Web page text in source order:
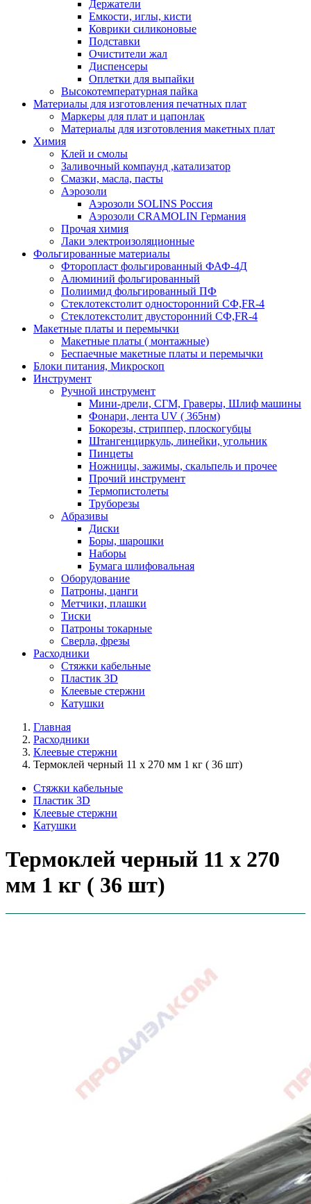
Держатели
Емкости, иглы, кисти
Коврики силиконовые
Подставки
Очистители жал
Диспенсеры
Оплетки для выпайки
Высокотемпературная пайка
Материалы для изготовления печатных плат
Маркеры для плат и цапонлак
Материалы для изготовления макетных плат
Химия
Клей и смолы
Заливочный компаунд ,катализатор
Смазки, масла, пасты
Аэрозоли
Аэрозоли SOLINS Россия
Аэрозоли CRAMOLIN Германия
Прочая химия
Лаки электроизоляционные
Фольгированные материалы
Фторопласт фольгированный ФАФ-4Д
Алюминий фольгированный
Полиимид фольгированный ПФ
Стеклотекстолит односторонний CФ,FR-4
Стеклотекстолит двусторонний СФ,FR-4
Макетные платы и перемычки
Макетные платы ( монтажные)
Беспаечные макетные платы и перемычки
Блоки питания, Микроскоп
Инструмент
Ручной инструмент
Мини-дрели, СГМ, Граверы, Шлиф машины
Фонари, лента UV ( 365нм)
Бокорезы, cтриппер, плоскогубцы
Штангенциркуль, линейки, угольник
Пинцеты
Ножницы, зажимы, скальпель и прочее
Прочий инструмент
Термопистолеты
Труборезы
Абразивы
Диски
Боры, шарошки
Наборы
Бумага шлифовальная
Оборудование
Патроны, цанги
Метчики, плашки
Тиски
Патроны токарные
Сверла, фрезы
Расходники
Стяжки кабельные
Пластик 3D
Клеевые стержни
Катушки
Главная
Расходники
Клеевые стержни
Термоклей черный 11 х 270 мм 1 кг ( 36 шт)
Стяжки кабельные
Пластик 3D
Клеевые стержни
Катушки
Термоклей черный 11 х 270
мм 1 кг ( 36 шт)